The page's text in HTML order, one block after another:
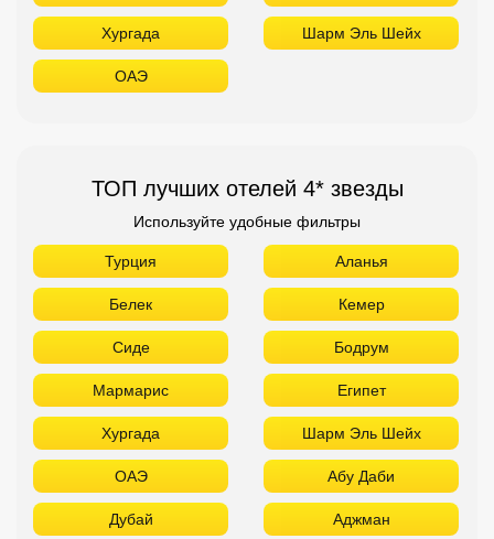
Хургада Шарм Эль Шейх
ОАЭ
ТОП лучших отелей 4* звезды
Используйте удобные фильтры
Турция Аланья
Белек Кемер
Сиде Бодрум
Мармарис Египет
Хургада Шарм Эль Шейх
ОАЭ Абу Даби
Дубай Аджман